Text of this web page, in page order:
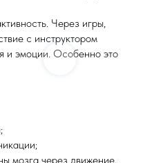
Через игры,
с инструктором
и эмоции. Особенно это
мозга через движение.